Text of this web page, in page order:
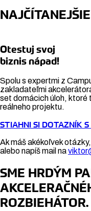
Otestuj svoj
biznis nápad!
Spolu s expertmi z
zakladateľmi
set domácich úloh, ktoré
reálneho projektu.
STIAHNI SI DOTAZNÍK
Ak máš akékoľvek
alebo napíš mail na
SME HRDÝM
ROZBIEHÁTOR.